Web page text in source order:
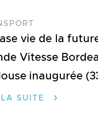
vie de la
Vitesse
inaugurée
LA SUITE